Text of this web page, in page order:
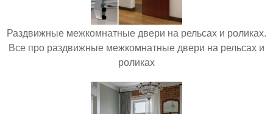
Раздвижные межкомнатные двери на рельсах и роликах.
Все про раздвижные межкомнатные двери на рельсах и
роликах